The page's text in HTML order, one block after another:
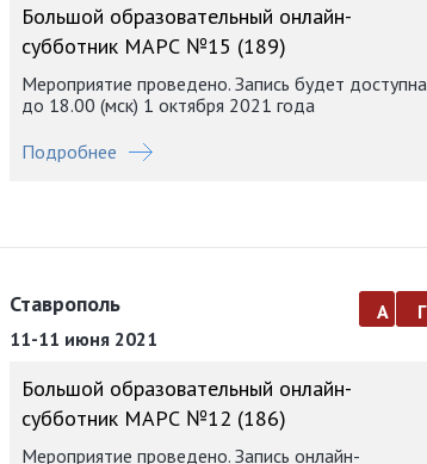
Большой образовательный онлайн-
субботник МАРС №15 (189)
Мероприятие проведено. Запись будет доступна
до 18.00 (мск) 1 октября 2021 года
Подробнее
Ставрополь
11-11 июня 2021
а г
Большой образовательный онлайн-
субботник МАРС №12 (186)
Мероприятие проведено. Запись онлайн-